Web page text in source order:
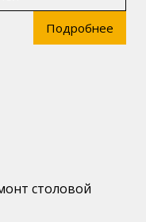
Подробнее